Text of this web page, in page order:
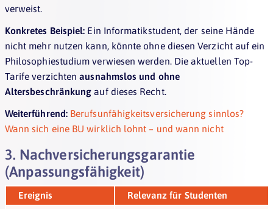
verweist.
Konkretes Beispiel: Ein Informatikstudent, der seine Hände
nicht mehr nutzen kann, könnte ohne diesen Verzicht auf ein
Philosophiestudium verwiesen werden. Die aktuellen Top-
Tarife verzichtenausnahmslos und ohne
Altersbeschränkung auf dieses Recht.
Weiterführend: Berufsunfähigkeitsversicherung sinnlos?
Wann sich eine BU wirklich lohnt – und wann nicht
3. Nachversicherungsgarantie
(Anpassungsfähigkeit)
Ereignis Relevanz für Studenten